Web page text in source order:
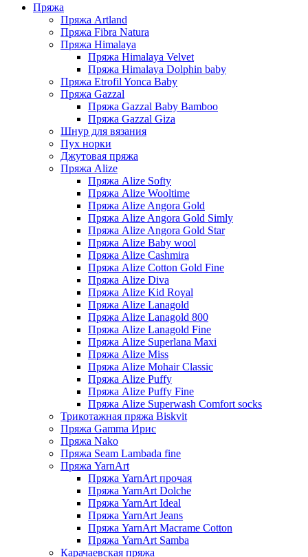
Пряжа
Пряжа Artland
Пряжа Fibra Natura
Пряжа Himalaya
Пряжа Himalaya Velvet
Пряжа Himalaya Dolphin baby
Пряжа Etrofil Yonca Baby
Пряжа Gazzal
Пряжа Gazzal Baby Bamboo
Пряжа Gazzal Giza
Шнур для вязания
Пух норки
Джутовая пряжа
Пряжа Alize
Пряжа Alize Softy
Пряжа Alize Wooltime
Пряжа Alize Angora Gold
Пряжа Alize Angora Gold Simly
Пряжа Alize Angora Gold Star
Пряжа Alize Baby wool
Пряжа Alize Cashmira
Пряжа Alize Cotton Gold Fine
Пряжа Alize Diva
Пряжа Alize Kid Royal
Пряжа Alize Lanagold
Пряжа Alize Lanagold 800
Пряжа Alize Lanagold Fine
Пряжа Alize Superlana Maxi
Пряжа Alize Miss
Пряжа Alize Mohair Classic
Пряжа Alize Puffy
Пряжа Alize Puffy Fine
Пряжа Alize Superwash Comfort socks
Трикотажная пряжа Biskvit
Пряжа Gamma Ирис
Пряжа Nako
Пряжа Seam Lambada fine
Пряжа YarnArt
Пряжа YarnArt прочая
Пряжа YarnArt Dolche
Пряжа YarnArt Ideal
Пряжа YarnArt Jeans
Пряжа YarnArt Macrame Cotton
Пряжа YarnArt Samba
Карачаевская пряжа